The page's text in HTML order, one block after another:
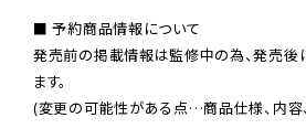
■ 予約商品情報について
発売前の掲載情報は監修中の為、発売後
ます。
(変更の可能性がある点…商品仕様、内容